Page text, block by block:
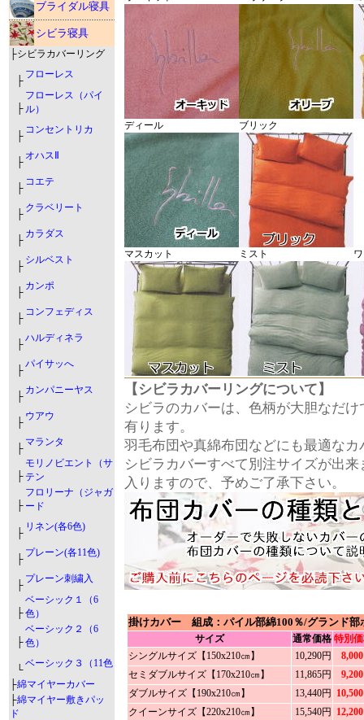
ブライダル寝具
シビラ寝具
├シビラカバーリング
├
フローレス
├
フローレス（パイ
ル）
├
コンセントリカ
├
オハスⅡ
├
コエテ
├
クラベリート
├
カラダス
├
シルベスト
├
カンポ
├
コンフェディス
├
ハルディネラ
├
パイサッへ
├
カンパニーヤス
├
ウアウ
├
マランタ
├
モリノビエント（サ
テン
├
フロリーナ（ジャガ
ード
├
リネン(各6色)
├
プレーン(各11色)
├
プレーン刺繍入
├
ベーシック１（6
色）
├
ベーシック２（6
色）
└
ベーシック３（11色
├綿マイヤーカバー
├綿マイヤー敷きパッ
ド
ディール ブリック
マスカット ミスト
【シビラカバーリングについて】
シビラのカバーは、色柄が大胆なだ
有ります。
羽毛布団や真綿布団などにも最適なカ
シビラカバーすべて別注サイズが出
入りますので、予めご了承下さい。
掛けカバー 組成：パイル部綿100％/グランド部
サイズ 通常価格 特別
シングルサイズ【150x210㎝】
10,290円
セミダブルサイズ【170x210㎝】
11,865円
ダブルサイズ【190x210㎝】
13,440円
クイーンサイズ【220x210㎝】
15,540円